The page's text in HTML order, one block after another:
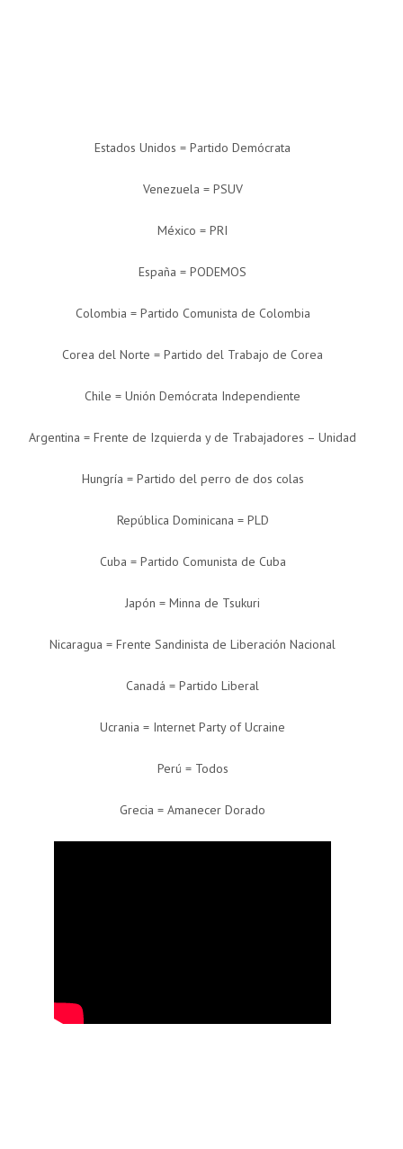
Estados Unidos = Partido Demócrata
Venezuela = PSUV
México = PRI
España = PODEMOS
Colombia = Partido Comunista de Colombia
Corea del Norte = Partido del Trabajo de Corea
Chile = Unión Demócrata Independiente
Argentina = Frente de Izquierda y de Trabajadores – Unidad
Hungría = Partido del perro de dos colas
República Dominicana = PLD
Cuba = Partido Comunista de Cuba
Japón = Minna de Tsukuri
Nicaragua = Frente Sandinista de Liberación Nacional
Canadá = Partido Liberal
Ucrania = Internet Party of Ucraine
Perú = Todos
Grecia = Amanecer Dorado